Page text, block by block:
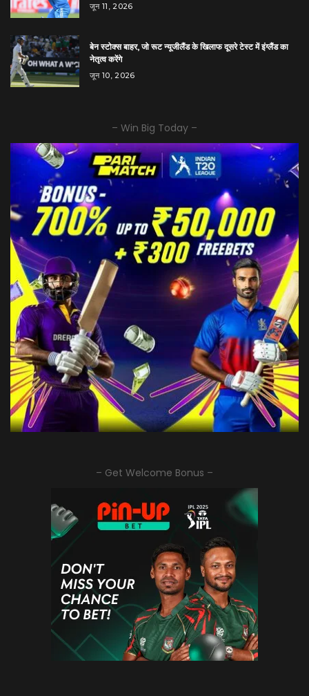
जून 11, 2026
बेन स्टोक्स बाहर, जो रूट न्यूजीलैंड के खिलाफ दूसरे टेस्ट में इंग्लैंड का
नेतृत्व करेंगे
जून 10, 2026
– Win Big Today –
– Get Welcome Bonus –